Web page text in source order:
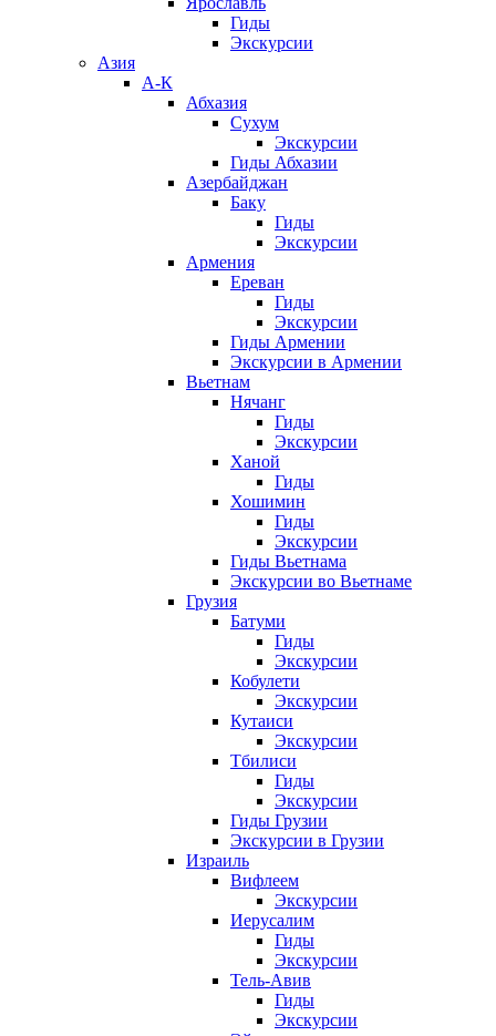
Гиды
Экскурсии
Азия
А-К
Абхазия
Сухум
Экскурсии
Гиды Абхазии
Азербайджан
Баку
Гиды
Экскурсии
Армения
Ереван
Гиды
Экскурсии
Гиды Армении
Экскурсии в Армении
Вьетнам
Нячанг
Гиды
Экскурсии
Ханой
Гиды
Хошимин
Гиды
Экскурсии
Гиды Вьетнама
Экскурсии во Вьетнаме
Грузия
Батуми
Гиды
Экскурсии
Кобулети
Экскурсии
Кутаиси
Экскурсии
Тбилиси
Гиды
Экскурсии
Гиды Грузии
Экскурсии в Грузии
Израиль
Вифлеем
Экскурсии
Иерусалим
Гиды
Экскурсии
Тель-Авив
Гиды
Экскурсии